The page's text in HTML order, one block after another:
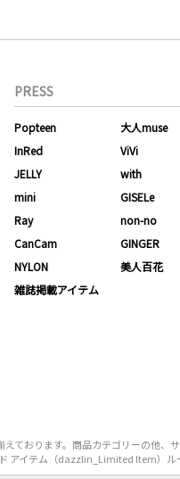
PRESS
Popteen 大人muse
InRed
ViVi
JELLY
with
mini
GISELe
Ray
non-no
CanCam
GINGER
NYLON
美人百花
雑誌掲載アイテム
おります。商品カテゴリーの他、サ
アイテム（dazzlin_Limited Item）ル